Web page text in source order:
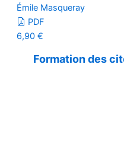
Émile Masqueray
PDF
6,90 €
Formation des